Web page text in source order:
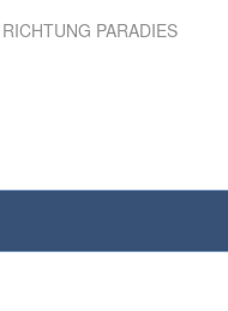
PARADIES